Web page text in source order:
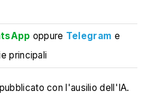
oppure Telegram e
principali
con l'ausilio dell'IA.